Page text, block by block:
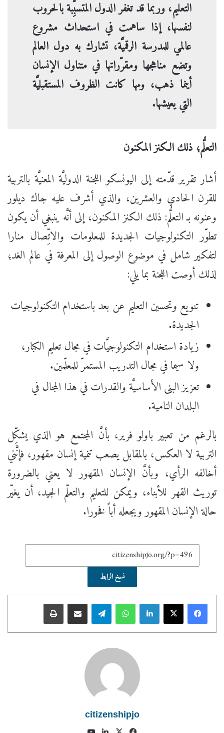
التعليم، وربما قد تغفر الدول المتسبِّبة بالحروب
لنفسها، إذا ساهمت في استحداث مشروع
عالمي للمدرسة الرقميَّة، تشارك به دول العالم
وتضع مناهجها ومقرّراتها في متناول الإنسان
أينما ذهب، ومها كانت الظروف المستقبليَّة
التي يعيشها.
التعلُّم؛ ذلك الكنز المكنون
أشار تقرير قدّمته إلى اليونسكو اللجنة الدوليَّة المعنيَّة بالتربية
للقرن الحادي والعشرين، والذي أشرف عليه جاك ديلور
وعنونه بـ التعلُّم: ذلك الكنز المكنون، إلى أنَّه ينبغي أن يكون
تطوّر التكنولوجيات الجديدة للمعلومات والاتِّصال منارا
لتفكير شامل في موضوع الوصول إلى المعرفة في عالم الغد؛
لذلك أوصت اللجنة بما يلي:
تنويع وتحسين التعليم عن بعد باستخدام التكنولوجيات
الجديدة.
زيادة استخدام التكنولوجيَّات في مجال تعليم الكبار،
ولا سيما في مجال التدريب المستمرّ للمعلّمين.
تعزيز البنى الأساسيَّة والقدرات في هذا المجال في
البلدان النامية.
بالرغم من تعبير باولو فرير، بأنَّ المجتمع هو الذي يشكِّل
التربية لا العكس، بالمقابل يصعب تنمية إنسان مقهور، فإنَّني
أخالفه الرأي، وبأنَّ الإنسان المقهور لا يعني بالضرورة
توريث القهر للأبناء، ويمكن للتعليم والتعلّم الجيد، أن يغيّر
حالة الإنسان المقهور ويجعله أباً فخورا.
نسخ الرابط
لينكدإن واتساب تيلقرام مشاركة عبر البريد طباعة
citizenshipjo